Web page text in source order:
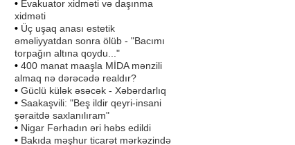
• Evakuator xidməti və daşınma
xidməti
• Üç uşaq anası estetik
əməliyyatdan sonra ölüb - "Bacımı
torpağın altına qoydu..."
• 400 manat maaşla MİDA mənzili
almaq nə dərəcədə realdır?
• Güclü külək əsəcək - Xəbərdarlıq
• Saakaşvili: "Beş ildir qeyri-insani
şəraitdə saxlanılıram"
• Nigar Fərhadın əri həbs edildi
• Bakıda məşhur ticarət mərkəzində